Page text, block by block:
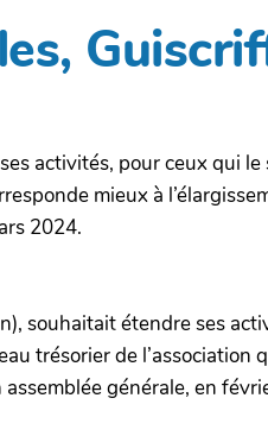
activités, pour ceux qui
mieux à
2024.
souhaitait étendre ses
trésorier de
générale, en